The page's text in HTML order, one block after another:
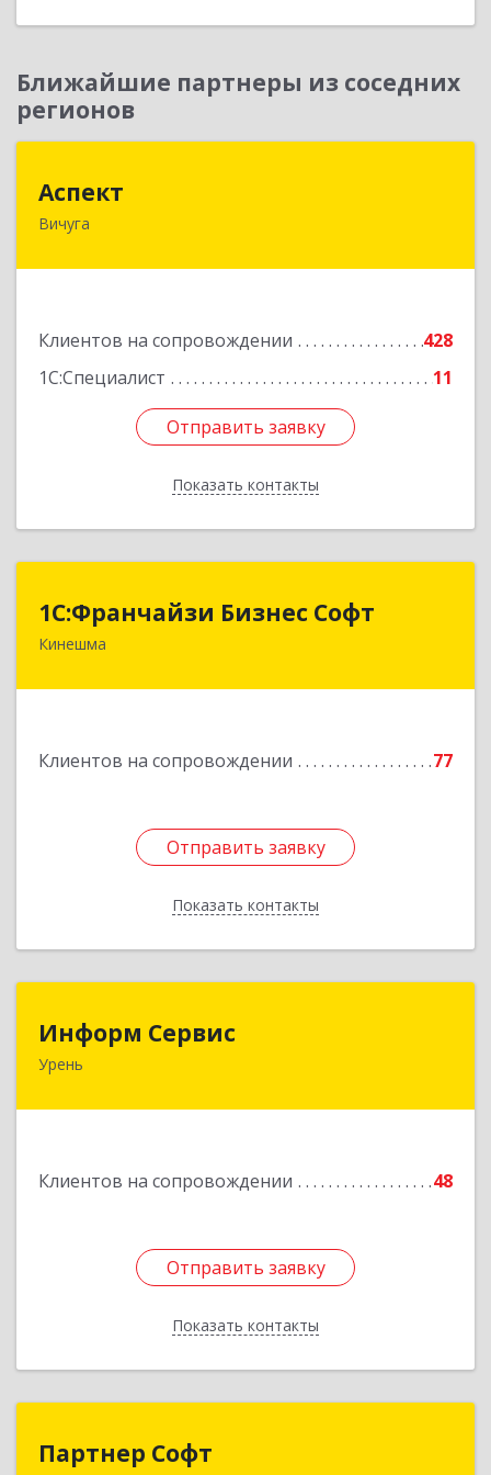
Ближайшие партнеры из соседних
регионов
Аспект
Вичуга
Клиентов на сопровождении
428
1С:Специалист
11
Отправить заявку
Показать контакты
155331, Ивановская обл, Вичугский р-н, Вичуга
Отправить заявку
Назад
1С:Франчайзи Бизнес Софт
Кинешма
Клиентов на сопровождении 77
Отправить заявку
Показать контакты
1С:Франчайзи Бизнес Софт
155800, Ивановская обл, Кинешма г, Жуковская
Отправить заявку
Назад
Информ Сервис
Урень
Клиентов на сопровождении 48
Отправить заявку
Показать контакты
Отправить заявку
Назад
Партнер Софт